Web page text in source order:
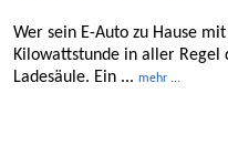
Wer sein E-Auto zu Hause
Kilowattstunde in aller
Ladesäule. Ein ... mehr ...